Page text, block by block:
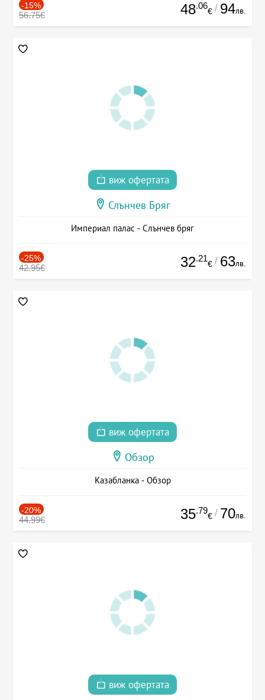
-15%
56.75€ 48.06
€ / 94лв.
виж офертата
Слънчев Бряг
Империал палас - Слънчев бряг
-25%
42.95€ 32.21
€ / 63лв.
виж офертата
Обзор
Казабланка - Обзор
-20%
44.99€ 35.79
€ / 70лв.
виж офертата